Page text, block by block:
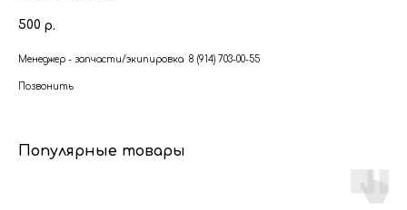
500 р.
Менеджер - запчасти/экипировка 8 (914) 703-00-55
Позвонить
Популярные товары